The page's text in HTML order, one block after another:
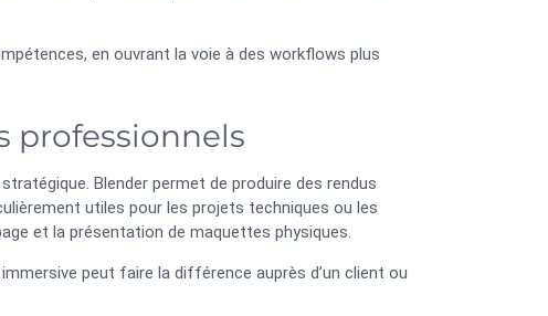
en ouvrant la voie à des workflows plus
professionnels
Blender permet de produire des rendus
utiles pour les projets techniques ou les
et la présentation de maquettes physiques.
peut faire la différence auprès d’un client ou